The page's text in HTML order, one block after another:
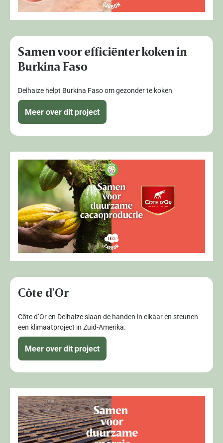
Samen voor efficiënter koken in
Burkina Faso
Delhaize helpt Burkina Faso om gezonder te koken
Meer over dit project
Côte d'Or
Côte d’Or en Delhaize slaan de handen in elkaar en steunen
een klimaatproject in Zuid-Amerika.
Meer over dit project